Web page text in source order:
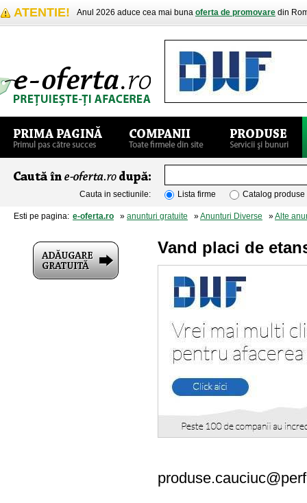
ATENTIE! Anul 2026 aduce cea mai buna oferta de promovare din
Cauta in sectiunile: Lista firme Catalog produse
Esti pe pagina: e-oferta.ro » anunturi gratuite »Anunturi Diverse »Alte
Vand placi de